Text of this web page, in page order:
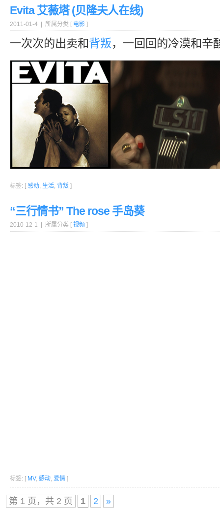
Evita 艾薇塔 (贝隆夫人在线)
2011-01-4 | 所属分类 [ 电影 ]
一次次的出卖和背叛，一回回的冷漠和辛
标签: [ 感动, 生活, 背叛 ]
“三行情书” The rose 手岛葵
2010-12-1 | 所属分类 [ 视频 ]
标签: [ MV, 感动, 爱情 ]
第 1 页，共 2 页 1 2 »